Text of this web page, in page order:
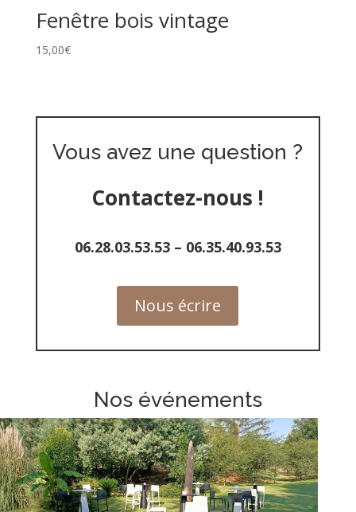
Fenêtre bois vintage
15,00€
Vous avez une question ?
Contactez-nous !
06.28.03.53.53– 06.35.40.93.53
Nous écrire
Nos événements